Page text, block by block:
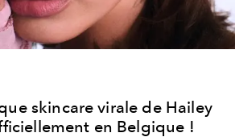
skincare virale de Hailey
en Belgique !